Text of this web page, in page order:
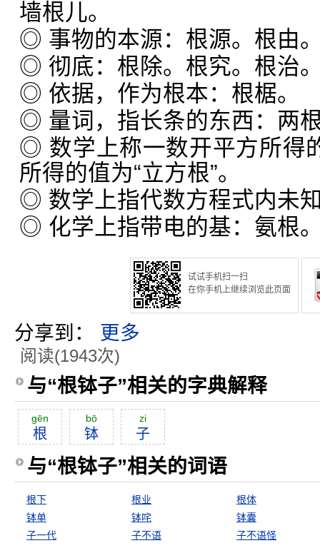
墙根儿。
◎ 事物的本源：根源。根由
◎ 彻底：根除。根究。根治
◎ 依据，作为根本：根椐。
◎ 量词，指长条的东西：两
◎ 数学上称一数开平方所得
所得的值为“立方根”。
◎ 数学上指代数方程式内未
◎ 化学上指带电的基：氨根
试试手机扫一扫
在你手机上继续浏览此页面
分享到： 更多
阅读(1943次)
与“根钵子”相关的字典解释
gēn
根
bō
钵
zi
子
与“根钵子”相关的词语
根下 根业
根体
钵单
钵咤
钵囊
子一代
子不语 子不语怪